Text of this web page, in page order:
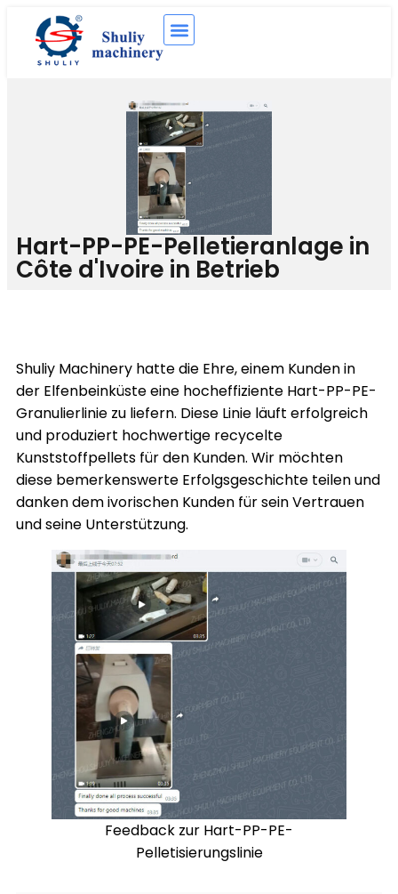
Hart-PP-PE-Pelletieranlage in
Côte d'Ivoire in Betrieb
Shuliy Machinery hatte die Ehre, einem Kunden in
der Elfenbeinküste eine hocheffiziente Hart-PP-PE-
Granulierlinie zu liefern. Diese Linie läuft erfolgreich
und produziert hochwertige recycelte
Kunststoffpellets für den Kunden. Wir möchten
diese bemerkenswerte Erfolgsgeschichte teilen und
danken dem ivorischen Kunden für sein Vertrauen
und seine Unterstützung.
Feedback zur Hart-PP-PE-
Pelletisierungslinie